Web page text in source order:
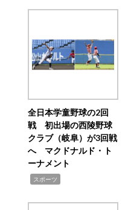
全日本学童野球の2回
戦 初出場の西陵野球
クラブ（岐阜）が3回戦
へ マクドナルド・ト
ーナメント
スポーツ